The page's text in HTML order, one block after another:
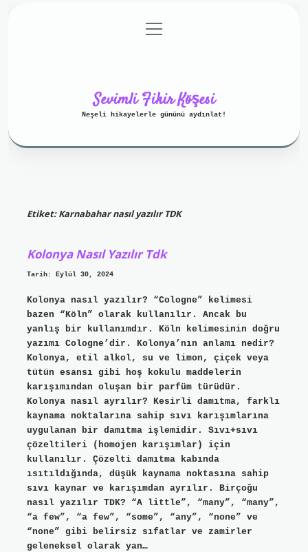
Gizlilik Politikası
menüyü
aç
Sevimli Fikir Köşesi
Neşeli hikayelerle gününü aydınlat!
Etiket:Karnabahar nasıl yazılır TDK
Kolonya Nasıl Yazılır Tdk
Tarih: Eylül 30, 2024
Kolonya nasıl yazılır? “Cologne” kelimesi
bazen “Köln” olarak kullanılır. Ancak bu
yanlış bir kullanımdır. Köln kelimesinin doğru
yazımı Cologne’dir. Kolonya’nın anlamı nedir?
Kolonya, etil alkol, su ve limon, çiçek veya
tütün esansı gibi hoş kokulu maddelerin
karışımından oluşan bir parfüm türüdür.
Kolonya nasıl ayrılır? Kesirli damıtma, farklı
kaynama noktalarına sahip sıvı karışımlarına
uygulanan bir damıtma işlemidir. Sıvı+sıvı
çözeltileri (homojen karışımlar) için
kullanılır. Çözelti damıtma kabında
ısıtıldığında, düşük kaynama noktasına sahip
sıvı kaynar ve karışımdan ayrılır. Birçoğu
nasıl yazılır TDK? “A little”, “many”, “many”,
“a few”, “a few”, “some”, “any”, “none” ve
“none” gibi belirsiz sıfatlar ve zamirler
geleneksel olarak yan…